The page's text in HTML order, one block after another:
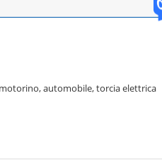
motorino, automobile, torcia elettrica